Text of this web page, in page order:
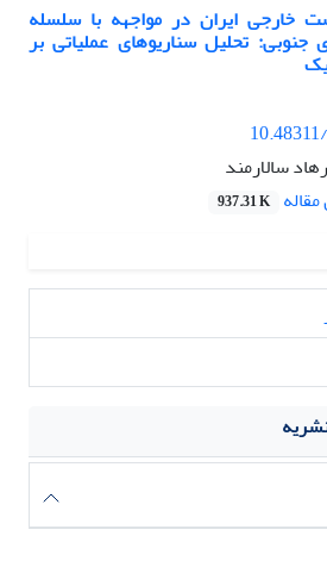
خارجی ایران در مواجهه با سلسله
جنوبی: تحلیل سناریوهای عملیاتی بر
سالارمند
937.31 K